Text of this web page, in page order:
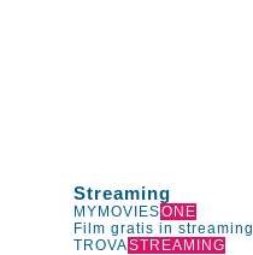
Streaming
MYMOVIESONE
Film gratis in streaming
TROVASTREAMING